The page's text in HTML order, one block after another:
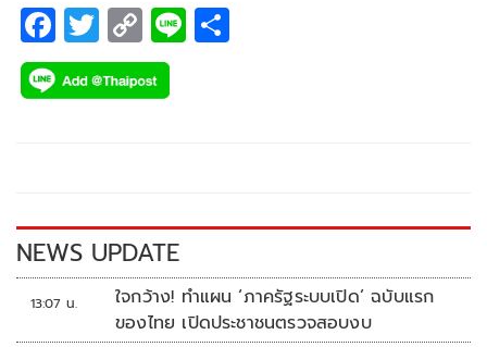
F
ac
e
k
T
wi
tt
C
o
p
k
Li
NEWS UPDATE
13:07 น.
ใจกว้าง! ทำแผน ‘ภาครัฐระบบเปิด’ ฉบับแรก
ของไทย เปิดประชาชนตรวจสอบงบ